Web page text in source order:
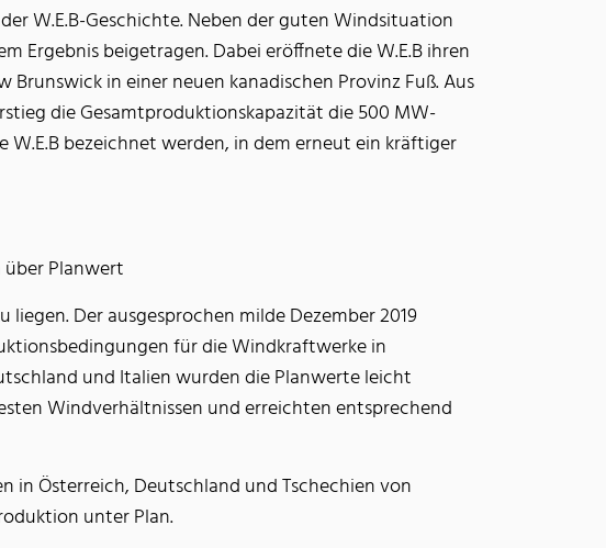
W.E.B-Geschichte. Neben der guten Windsituation
Ergebnis beigetragen. Dabei eröffnete die W.E.B ihren
in einer neuen kanadischen Provinz Fuß. Aus
die Gesamtproduktionskapazität die 500 MW-
W.E.B bezeichnet werden, in dem erneut ein kräftiger
Planwert
Der ausgesprochen milde Dezember 2019
für die Windkraftwerke in
und Italien wurden die Planwerte leicht
Windverhältnissen und erreichten entsprechend
in Österreich, Deutschland und Tschechien von
unter Plan.